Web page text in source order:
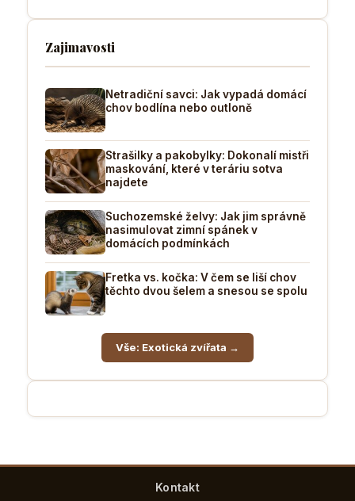
Zajimavosti
Netradiční savci: Jak vypadá domácí
chov bodlína nebo outloně
Strašilky a pakobylky: Dokonalí mistři
maskování, které v teráriu sotva
najdete
Suchozemské želvy: Jak jim správně
nasimulovat zimní spánek v
domácích podmínkách
Fretka vs. kočka: V čem se liší chov
těchto dvou šelem a snesou se spolu
Vše: Exotická zvířata →
Kontakt